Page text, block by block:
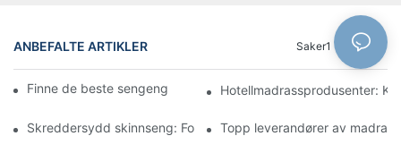
ANBEFALTE ARTIKLER Blogg
Saker1
Finne de beste sengengrossistene for butikken din
Hotellmadrassprodusenter:
Skreddersydd skinnseng: Forvandle soverommet ditt til et
Topp leverandører av